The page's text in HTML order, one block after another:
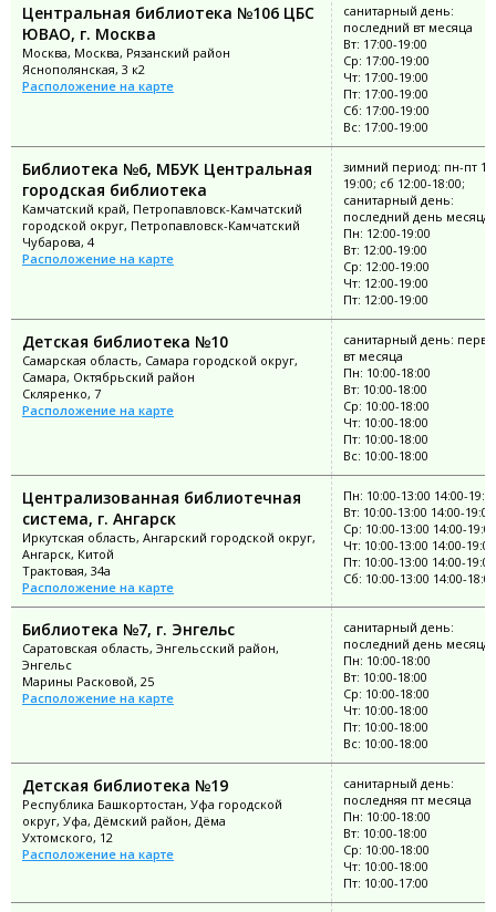
Центральная библиотека №106 ЦБС
ЮВАО, г. Москва
Москва, Москва, Рязанский район
Яснополянская, 3 к2
Расположение на карте
санитарный день:
последний вт месяца
Вт: 17:00-19:00
Ср: 17:00-19:00
Чт: 17:00-19:00
Пт: 17:00-19:00
Сб: 17:00-19:00
Вс: 17:00-19:00
Библиотека №6, МБУК Центральная
городская библиотека
Камчатский край, Петропавловск-Камчатский
городской округ, Петропавловск-Камчатский
Чубарова, 4
Расположение на карте
зимний период: пн-пт
19:00; сб 12:00-18:00;
санитарный день:
последний день месяца
Пн: 12:00-19:00
Вт: 12:00-19:00
Ср: 12:00-19:00
Чт: 12:00-19:00
Пт: 12:00-19:00
Детская библиотека №10
Самарская область, Самара городской округ,
Самара, Октябрьский район
Скляренко, 7
Расположение на карте
санитарный день:
вт месяца
Пн: 10:00-18:00
Вт: 10:00-18:00
Ср: 10:00-18:00
Чт: 10:00-18:00
Пт: 10:00-18:00
Вс: 10:00-18:00
Централизованная библиотечная
система, г. Ангарск
Иркутская область, Ангарский городской округ,
Ангарск, Китой
Трактовая, 34а
Расположение на карте
Пн: 10:00-13:00 14:00-
Вт: 10:00-13:00 14:00-19:00
Ср: 10:00-13:00 14:00-19:00
Чт: 10:00-13:00 14:00-19:00
Пт: 10:00-13:00 14:00-19:00
Сб: 10:00-13:00 14:00-18:00
Библиотека №7, г. Энгельс
Саратовская область, Энгельсский район,
Энгельс
Марины Расковой, 25
Расположение на карте
санитарный день:
последний день месяца
Пн: 10:00-18:00
Вт: 10:00-18:00
Ср: 10:00-18:00
Чт: 10:00-18:00
Пт: 10:00-18:00
Вс: 10:00-18:00
Детская библиотека №19
Республика Башкортостан, Уфа городской
округ, Уфа, Дёмский район, Дёма
Ухтомского, 12
Расположение на карте
санитарный день:
последняя пт месяца
Пн: 10:00-18:00
Вт: 10:00-18:00
Ср: 10:00-18:00
Чт: 10:00-18:00
Пт: 10:00-17:00